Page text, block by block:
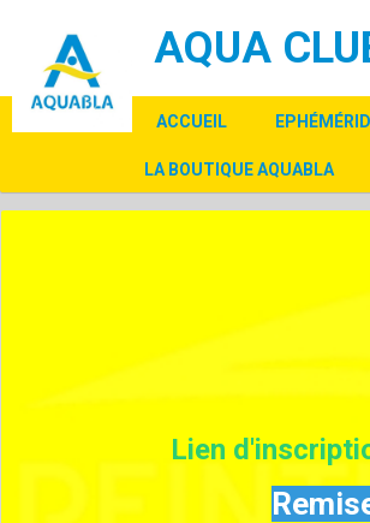
AQUA
ACCUEIL
LA BOUTIQUE AQUABLA
Lien